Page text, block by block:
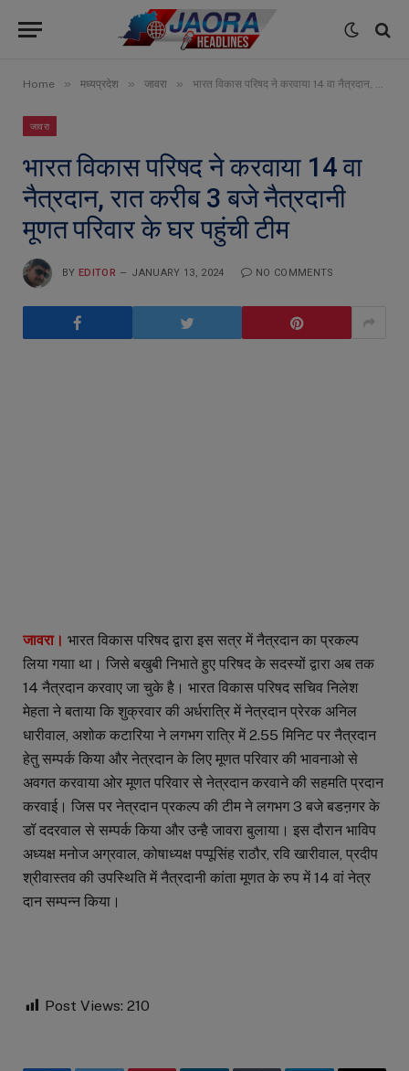
Home » मध्यप्रदेश » जावरा » भारत विकास परिषद ने करवाया 14 वा नैत्रदान, रात करीब 3 बजे नैत्रदानी मूणत परिवार के घर पहुंची टीम
जावरा
भारत विकास परिषद ने करवाया 14 वा
नैत्रदान, रात करीब 3 बजे नैत्रदानी
मूणत परिवार के घर पहुंची टीम
BY EDITOR JANUARY 13, 2024 NO COMMENTS
जावरा। भारत विकास परिषद द्वारा इस सत्र में नैत्रदान का प्रकल्प
लिया गयाा था। जिसे बखुबी निभाते हुए परिषद के सदस्यों द्वारा अब तक
14 नैत्रदान करवाए जा चुके है। भारत विकास परिषद सचिव निलेश
मेहता ने बताया कि शुक्रवार की अर्धरात्रि में नेत्रदान प्रेरक अनिल
धारीवाल, अशोक कटारिया ने लगभग रात्रि में 2.55 मिनिट पर नैत्रदान
हेतु सम्पर्क किया और नेत्रदान के लिए मूणत परिवार की भावनाओ से
अवगत करवाया ओर मूणत परिवार से नेत्रदान करवाने की सहमति प्रदान
करवाई। जिस पर नेत्रदान प्रकल्प की टीम ने लगभग 3 बजे बडऩगर के
डॉ ददरवाल से सम्पर्क किया और उन्है जावरा बुलाया। इस दौरान भाविप
अध्यक्ष मनोज अग्रवाल, कोषाध्यक्ष पप्पूसिंह राठौर, रवि खारीवाल, प्रदीप
श्रीवास्तव की उपस्थिति में नैत्रदानी कांता मूणत के रुप में 14 वां नेत्र
दान सम्पन्न किया।
Post Views: 210